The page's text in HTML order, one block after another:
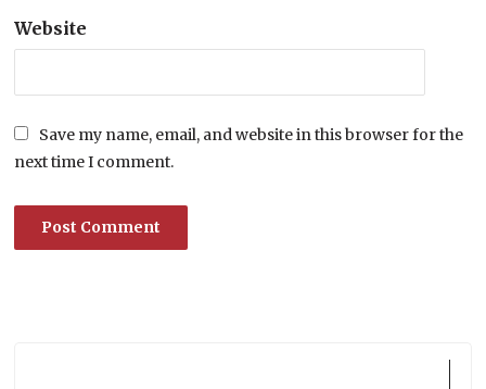
Website
Save my name, email, and website in this browser for the
next time I comment.